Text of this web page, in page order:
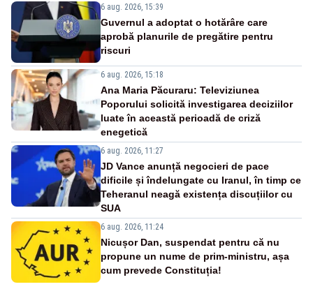
6 aug. 2026, 15:39
Guvernul a adoptat o hotărâre care
aprobă planurile de pregătire pentru
riscuri
6 aug. 2026, 15:18
Ana Maria Păcuraru: Televiziunea
Poporului solicită investigarea deciziilor
luate în această perioadă de criză
enegetică
6 aug. 2026, 11:27
JD Vance anunță negocieri de pace
dificile și îndelungate cu Iranul, în timp ce
Teheranul neagă existența discuțiilor cu
SUA
6 aug. 2026, 11:24
Nicușor Dan, suspendat pentru că nu
propune un nume de prim-ministru, așa
cum prevede Constituția!